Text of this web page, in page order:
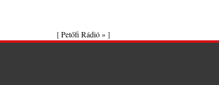
[Petőfi Rádió » ]